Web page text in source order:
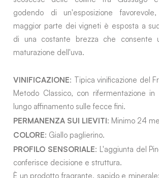
godendo di un'esposizione
maggior parte dei vigneti è esposta a
di una costante brezza che consente
maturazione dell'uva.
VINIFICAZIONE: Tipica vinificazione del
Metodo Classico, con rifermentazione
lungo affinamento sulle fecce fini.
PERMANENZA SUI LIEVITI: Minimo 24
COLORE: Giallo paglierino.
PROFILO SENSORIALE: L'aggiunta del
conferisce decisione e struttura.
È un prodotto fragrante, sapido e